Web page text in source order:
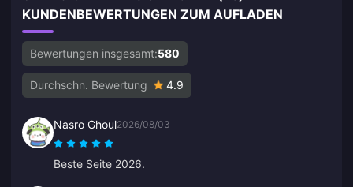
KUNDENBEWERTUNGEN ZUM AUFLADEN
Bewertungen insgesamt:580
Durchschn. Bewertung 4.9
Nasro Ghoul2026/08/03
Beste Seite 2026.